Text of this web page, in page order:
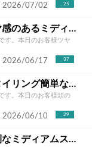
25
2026/07/02
たかはしブログ ツヤ感のあるミディアムスタイル
す。本日のお客様ツヤ
37
2026/06/17
たかはしブログ スタイリング簡単なショートボブ
す。本日のお客様頭の
29
2026/06/10
たかはしブログ 便利なミディアムスタイル